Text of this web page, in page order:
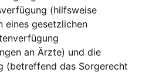
(hilfsweise
eines gesetzlichen
an Ärzte) und die
(betreffend das Sorgerecht